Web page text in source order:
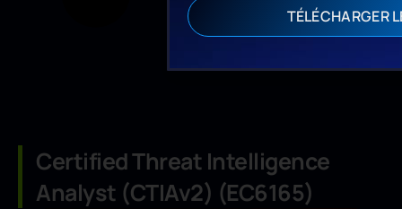
Certified Threat Intelligence
Analyst (CTIAv2) (EC6165)
TÉLÉCHARGER